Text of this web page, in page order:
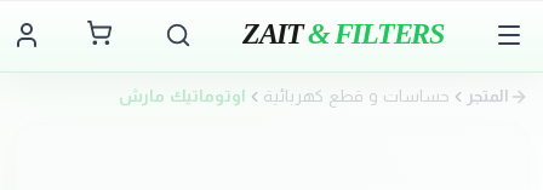
ZAIT& FILTERS
المتجر حساسات و قطع كهربائية اوتوماتيك مارش